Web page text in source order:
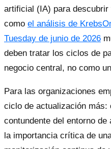
artificial (IA) para
como el análisis de
Tuesday de junio de 2026
deben tratar los ciclos de
negocio central, no como
Para las organizaciones
ciclo de actualización más:
contundente del entorno
la importancia crítica de